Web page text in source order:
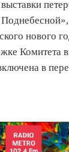
нового
Комитета
в